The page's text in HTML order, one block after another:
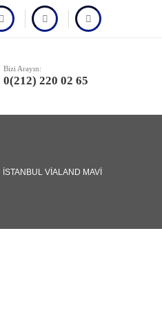
Bizi Arayın:
0(212) 220 02 65
İSTANBUL VIALAND MAVI